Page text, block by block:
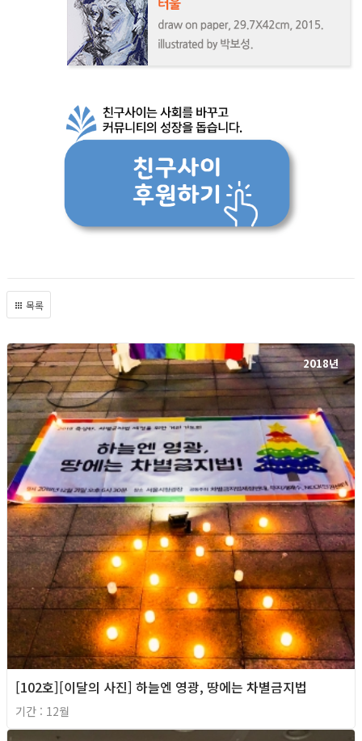
목록
2018년
[102호][이달의 사진] 하늘엔 영광, 땅에는 차별금지법
기간 : 12월